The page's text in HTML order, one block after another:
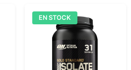
EN STOCK